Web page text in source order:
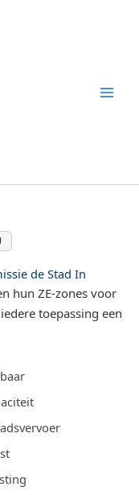
de Stad In
hun ZE-zones voor
toepassing een